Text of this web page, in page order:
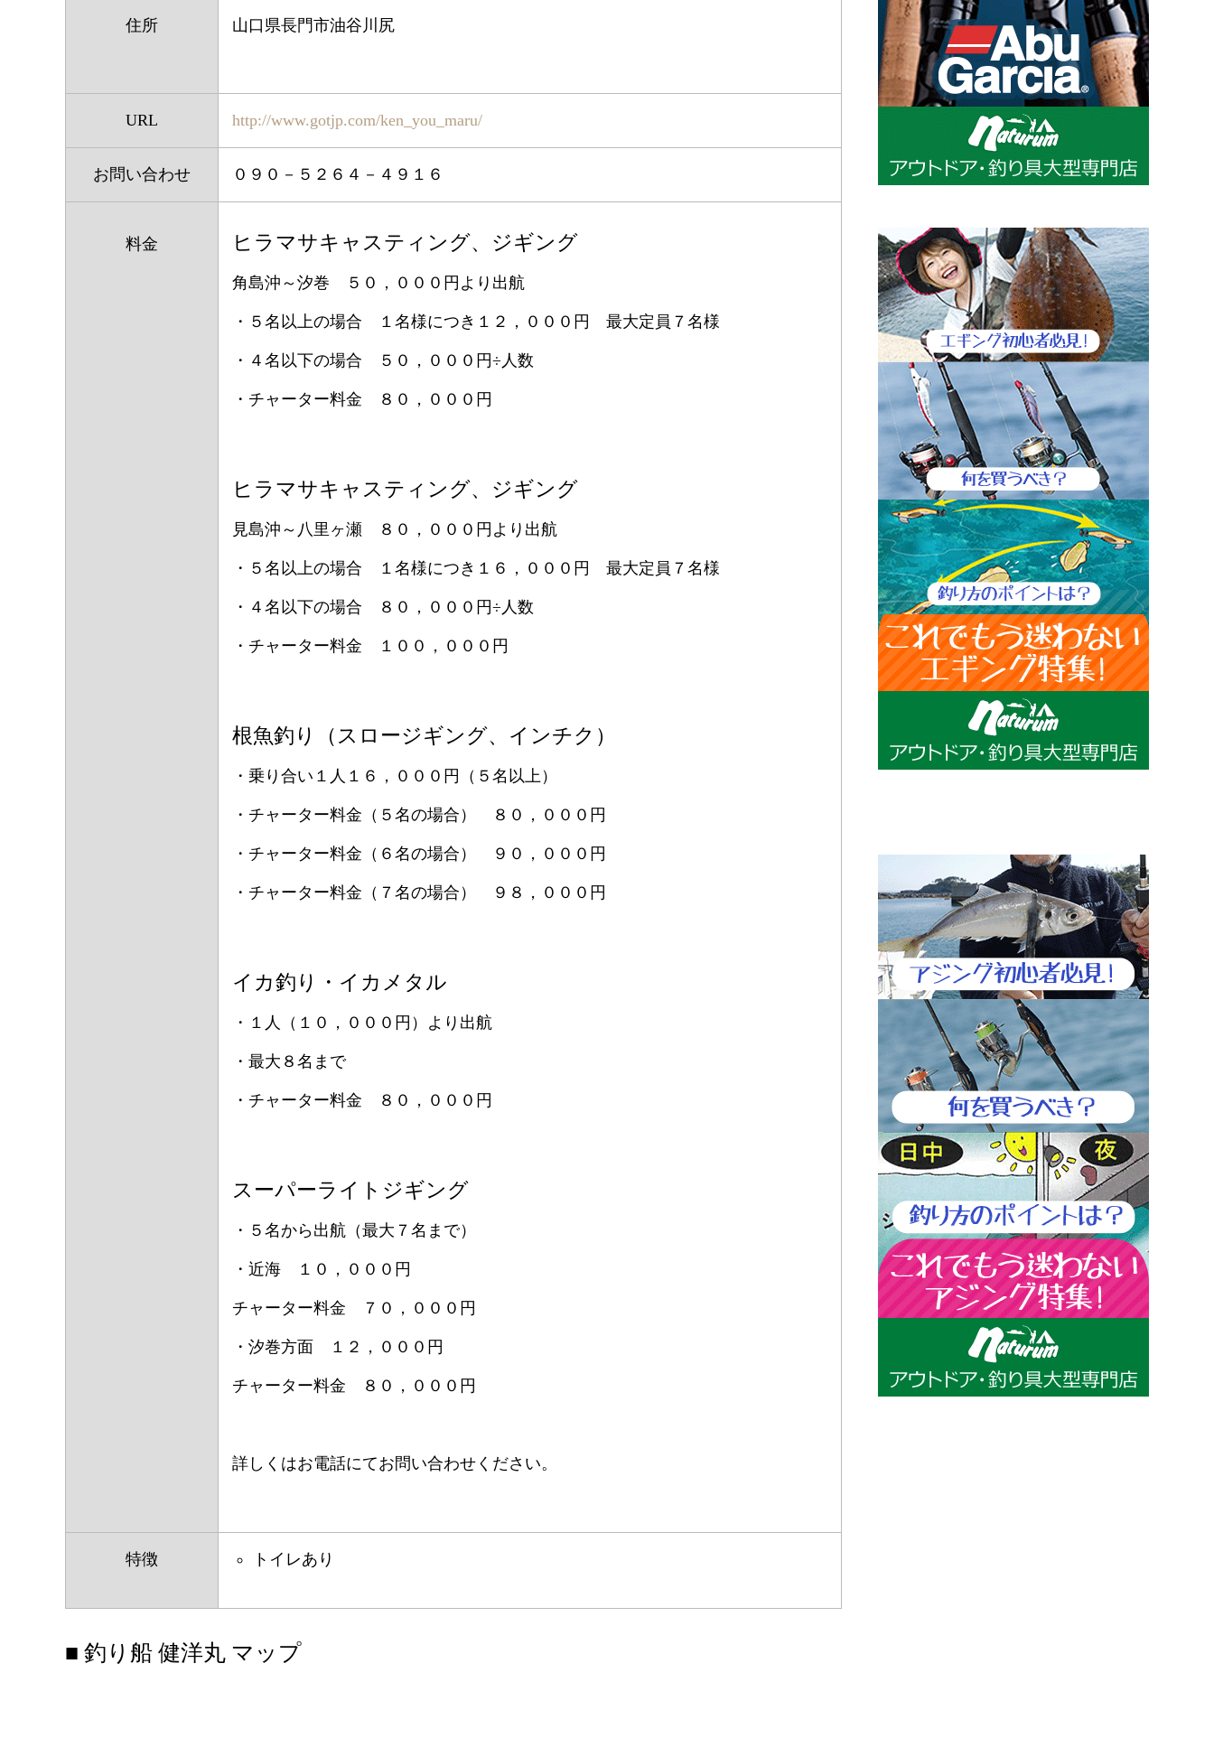
住所 山口県長門市油谷川尻
URL http://www.gotjp.com/ken_you_maru/
お問い合わせ ０９０－５２６４－４９１６
料金 ヒラマサキャスティング、ジギング
角島沖～汐巻 ５０，０００円より出航
・５名以上の場合 １名様につき１２，０００円 最大定員７名様
・４名以下の場合 ５０，０００円÷人数
・チャーター料金 ８０，０００円
ヒラマサキャスティング、ジギング
見島沖～八里ヶ瀬 ８０，０００円より出航
・５名以上の場合 １名様につき１６，０００円 最大定員７名様
・４名以下の場合 ８０，０００円÷人数
・チャーター料金 １００，０００円
根魚釣り（スロージギング、インチク）
・乗り合い１人１６，０００円（５名以上）
・チャーター料金（５名の場合） ８０，０００円
・チャーター料金（６名の場合） ９０，０００円
・チャーター料金（７名の場合） ９８，０００円
イカ釣り・イカメタル
・１人（１０，０００円）より出航
・最大８名まで
・チャーター料金 ８０，０００円
スーパーライトジギング
・５名から出航（最大７名まで）
・近海 １０，０００円
チャーター料金 ７０，０００円
・汐巻方面 １２，０００円
チャーター料金 ８０，０００円
詳しくはお電話にてお問い合わせください。
特徴 トイレあり
■ 釣り船 健洋丸 マップ